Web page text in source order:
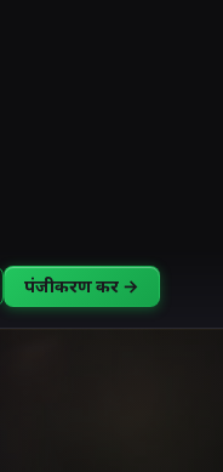
पंजीकरण करें →